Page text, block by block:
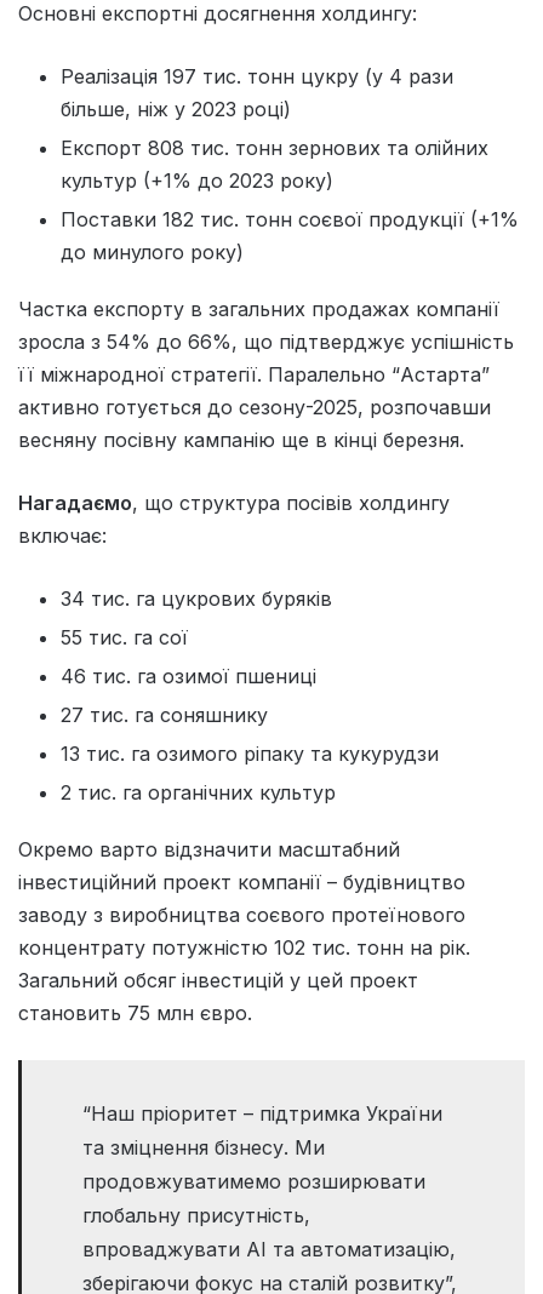
Основні експортні досягнення холдингу:
Реалізація 197 тис. тонн цукру (у 4 рази
більше, ніж у 2023 році)
Експорт 808 тис. тонн зернових та олійних
культур (+1% до 2023 року)
Поставки 182 тис. тонн соєвої продукції (+1%
до минулого року)
Частка експорту в загальних продажах компанії
зросла з 54% до 66%, що підтверджує успішність
її міжнародної стратегії. Паралельно “Астарта”
активно готується до сезону-2025, розпочавши
весняну посівну кампанію ще в кінці березня.
Нагадаємо, що структура посівів холдингу
включає:
34 тис. га цукрових буряків
55 тис. га сої
46 тис. га озимої пшениці
27 тис. га соняшнику
13 тис. га озимого ріпаку та кукурудзи
2 тис. га органічних культур
Окремо варто відзначити масштабний
інвестиційний проект компанії – будівництво
заводу з виробництва соєвого протеїнового
концентрату потужністю 102 тис. тонн на рік.
Загальний обсяг інвестицій у цей проект
становить 75 млн євро.
“Наш пріоритет – підтримка України
та зміцнення бізнесу. Ми
продовжуватимемо розширювати
глобальну присутність,
впроваджувати AI та автоматизацію,
зберігаючи фокус на сталій розвитку”,